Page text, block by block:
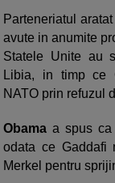
Parteneriatul
avute in anumite
Statele Unite au
Libia, in timp ce
NATO prin refuzul
Obamaa spus ca
odata ce
Merkel pentru